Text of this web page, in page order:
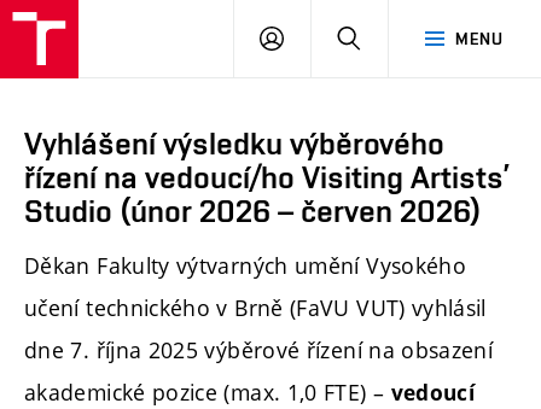
MENU
PŘIHLÁSIT
Vyhlášení výsledku výběrového
řízení na vedoucí/ho Visiting Artists’
Studio (únor 2026 – červen 2026)
Děkan Fakulty výtvarných umění Vysokého
učení technického v Brně (FaVU VUT) vyhlásil
dne 7. října 2025 výběrové řízení na obsazení
akademické pozice (max. 1,0 FTE) – vedoucí